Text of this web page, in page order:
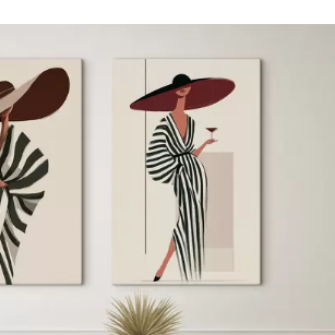
кольори
без запаху
полотна